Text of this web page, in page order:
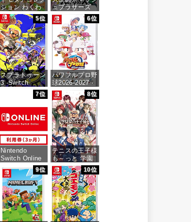
ション わくわ
く生活 -Switch
価格：¥6,144
ュブラザーズ
SPECIAL -
Switch
価格：¥6,473
5位
スプラトゥーン
3 -Switch
価格：¥5,536
6位
パワフルプロ野
球2026-2027 -
Switch
価格：¥6,927
7位
Nintendo
Switch Online
利用券(個人プ
ラン3か月)|オ
ンラインコード
版
価格：¥900
8位
テニスの王子様
も～っと 学園
祭の王子様
♡-40 and
more…
価格：¥7,159
9位 10位